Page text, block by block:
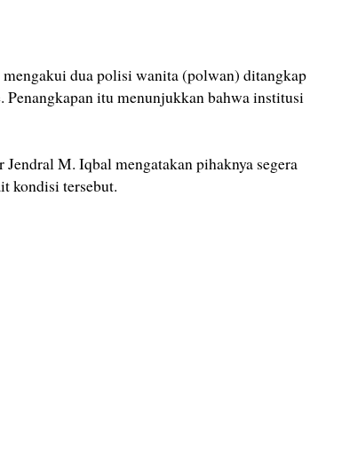
dua polisi wanita (polwan) ditangkap
itu menunjukkan bahwa institusi
M. Iqbal mengatakan pihaknya segera
kondisi tersebut.